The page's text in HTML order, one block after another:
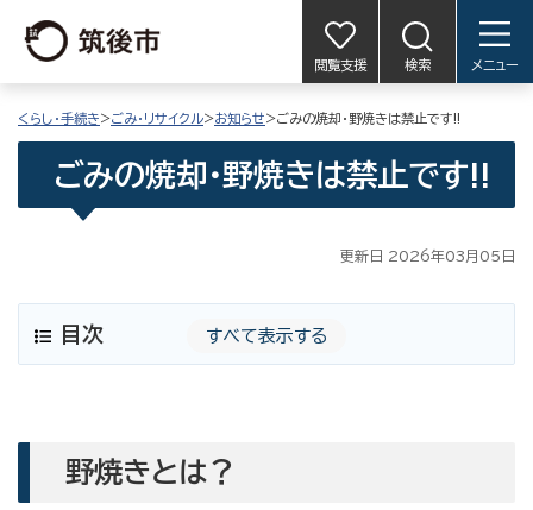
閲覧支援 検索 メニュー
くらし・手続き>ごみ・リサイクル>お知らせ>ごみの焼却・野焼きは禁止です!!
ごみの焼却・野焼きは禁止です!!
更新日 2026年03月05日
目次 すべて表示する
野焼きとは？